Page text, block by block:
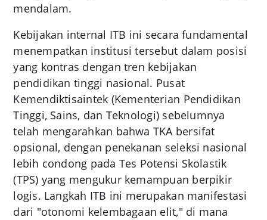
mendalam.
Kebijakan internal ITB ini secara fundamental
menempatkan institusi tersebut dalam posisi
yang kontras dengan tren kebijakan
pendidikan tinggi nasional. Pusat
Kemendiktisaintek (Kementerian Pendidikan
Tinggi, Sains, dan Teknologi) sebelumnya
telah mengarahkan bahwa TKA bersifat
opsional, dengan penekanan seleksi nasional
lebih condong pada Tes Potensi Skolastik
(TPS) yang mengukur kemampuan berpikir
logis. Langkah ITB ini merupakan manifestasi
dari "otonomi kelembagaan elit," di mana